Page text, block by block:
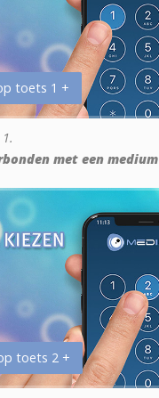
toets 1 +
met een medium
toets 2 +